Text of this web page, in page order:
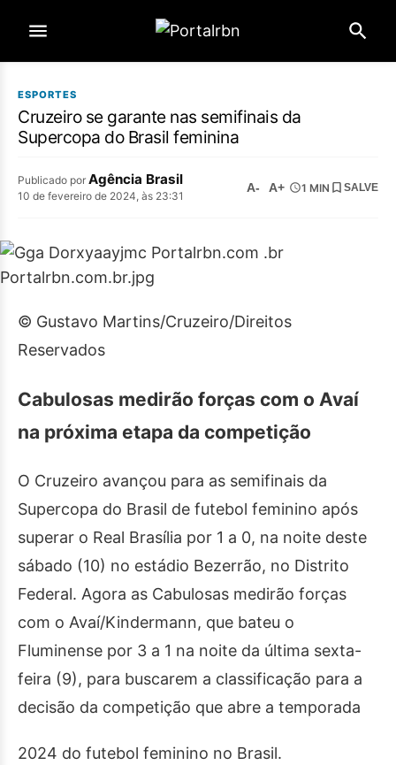
ESPORTES
Cruzeiro se garante nas semifinais da
Supercopa do Brasil feminina
Publicado por Agência Brasil
10 de fevereiro de 2024, às 23:31
A- A+ 1 MIN SALVE
© Gustavo Martins/Cruzeiro/Direitos
Reservados
Cabulosas medirão forças com o Avaí
na próxima etapa da competição
O Cruzeiro avançou para as semifinais da
Supercopa do Brasil de futebol feminino após
superar o Real Brasília por 1 a 0, na noite deste
sábado (10) no estádio Bezerrão, no Distrito
Federal. Agora as Cabulosas medirão forças
com o Avaí/Kindermann, que bateu o
Fluminense por 3 a 1 na noite da última sexta-
feira (9), para buscarem a classificação para a
decisão da competição que abre a temporada
2024 do futebol feminino no Brasil.